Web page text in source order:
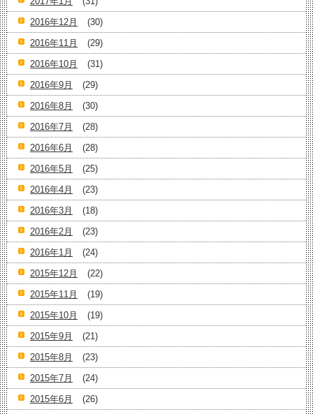
2016年12月
(30)
2016年11月
(29)
2016年10月
(31)
2016年9月
(29)
2016年8月
(30)
2016年7月
(28)
2016年6月
(28)
2016年5月
(25)
2016年4月
(23)
2016年3月
(18)
2016年2月
(23)
2016年1月
(24)
2015年12月
(22)
2015年11月
(19)
2015年10月
(19)
2015年9月
(21)
2015年8月
(23)
2015年7月
(24)
2015年6月
(26)